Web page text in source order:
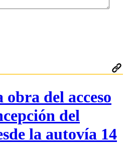
del acceso
del
la autovía 14